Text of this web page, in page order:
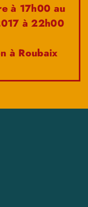
à 17h00 au
à 22h00
à Roubaix